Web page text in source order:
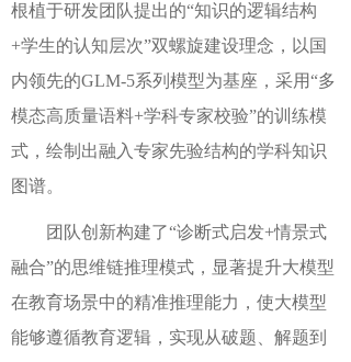
根植于研发团队提出的“知识的逻辑结构
+学生的认知层次”双螺旋建设理念，以国
内领先的GLM-5系列模型为基座，采用“多
模态高质量语料+学科专家校验”的训练模
式，绘制出融入专家先验结构的学科知识
图谱。
团队创新构建了“诊断式启发+情景式
融合”的思维链推理模式，显著提升大模型
在教育场景中的精准推理能力，使大模型
能够遵循教育逻辑，实现从破题、解题到